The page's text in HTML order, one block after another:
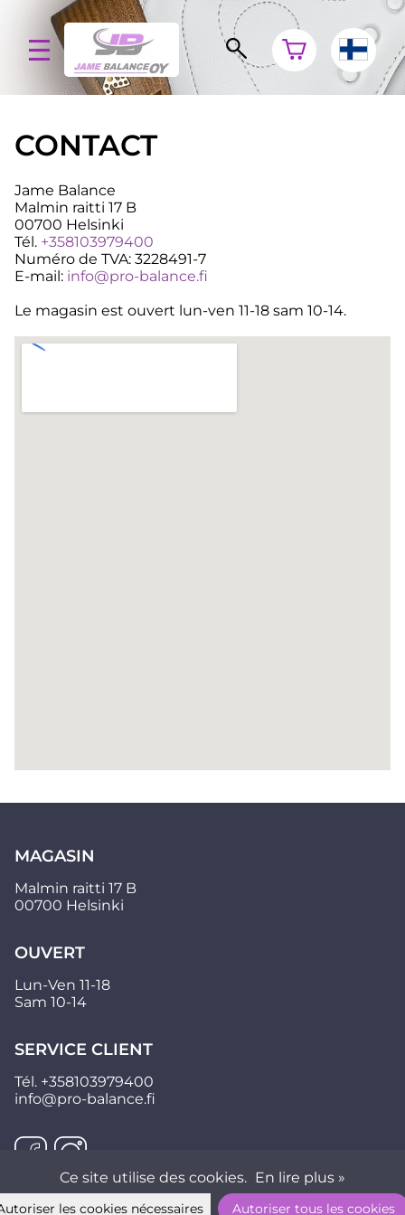
CONTACT
Jame Balance
Malmin raitti 17 B
00700 Helsinki
Tél. +358103979400
Numéro de TVA: 3228491-7
E-mail: info@pro-balance.fi
Le magasin est ouvert lun-ven 11-18 sam 10-14.
MAGASIN
Malmin raitti 17 B
00700 Helsinki
OUVERT
Lun-Ven 11-18
Sam 10-14
SERVICE CLIENT
Tél. +358103979400
info@pro-balance.fi
Ce site utilise des cookies. En lire plus »
les cookies nécessaires Autoriser tous les cookies